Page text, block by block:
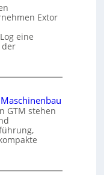
Extor
eine
der
GTM stehen